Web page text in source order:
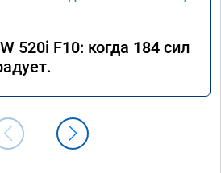
520i F10: когда 184 сил